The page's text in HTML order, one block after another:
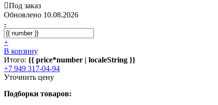
Под заказ
Обновлено 10.08.2026
-
+
В корзину
Итого: {{ price*number | localeString }}
+7 949 317-04-94
Уточнить цену
Подборки товаров: